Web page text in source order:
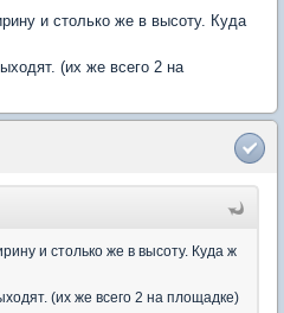
и столько же в высоту. Куда
(их же всего 2 на
и столько же в высоту. Куда ж
(их же всего 2 на площадке)